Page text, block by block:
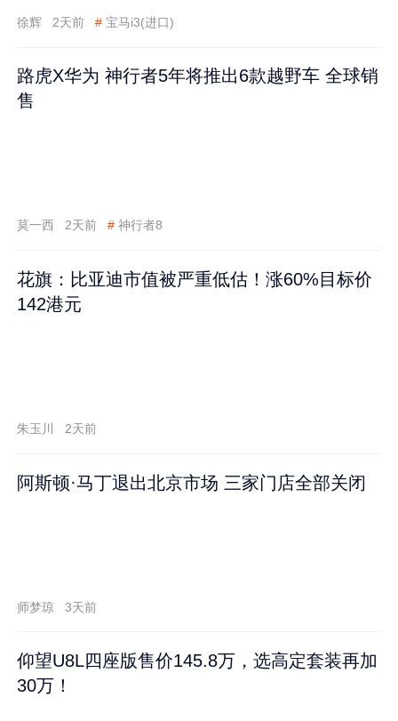
徐辉 2天前 # 宝马i3(进口)
路虎X华为 神行者5年将推出6款越野车 全球销
售
莫一西 2天前 # 神行者8
花旗：比亚迪市值被严重低估！涨60%目标价
142港元
朱玉川 2天前
阿斯顿·马丁退出北京市场 三家门店全部关闭
师梦琼 3天前
仰望U8L四座版售价145.8万，选高定套装再加
30万！